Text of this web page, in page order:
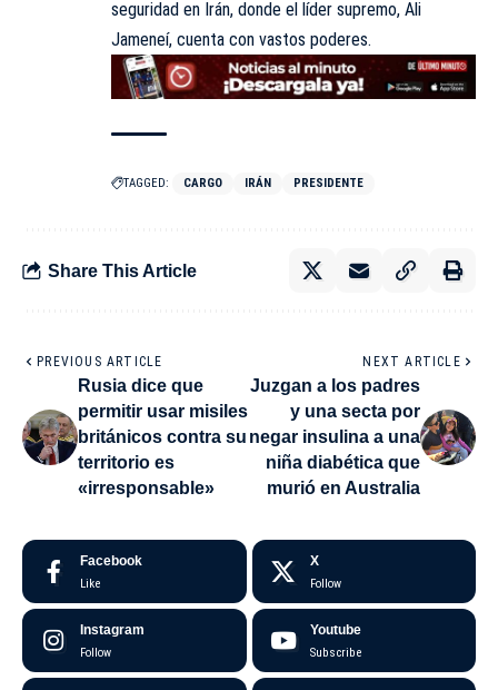
seguridad en Irán, donde el líder supremo, Ali
Jameneí, cuenta con vastos poderes.
TAGGED: CARGO IRÁN PRESIDENTE
Share This Article
PREVIOUS ARTICLE
Rusia dice que
permitir usar misiles
británicos contra su
territorio es
«irresponsable»
NEXT ARTICLE
Juzgan a los padres
y una secta por
negar insulina a una
niña diabética que
murió en Australia
Facebook
Like
X
Follow
Instagram
Follow
Youtube
Subscribe